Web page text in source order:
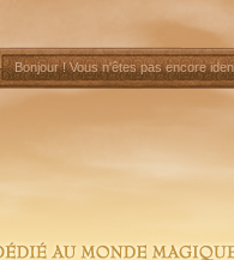
Bonjour !Vous n'êtes pas encore